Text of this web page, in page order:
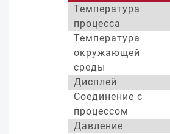
Температура
процесса
Температура
окружающей
среды
Дисплей
Соединение с
процессом
Давление